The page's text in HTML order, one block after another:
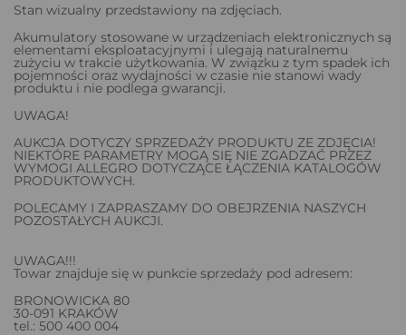
Stan wizualny przedstawiony na zdjęciach.
Akumulatory stosowane w urządzeniach elektronicznych są
elementami eksploatacyjnymi i ulegają naturalnemu
zużyciu w trakcie użytkowania. W związku z tym spadek ich
pojemności oraz wydajności w czasie nie stanowi wady
produktu i nie podlega gwarancji.
UWAGA!
AUKCJA DOTYCZY SPRZEDAŻY PRODUKTU ZE ZDJĘCIA!
NIEKTÓRE PARAMETRY MOGĄ SIĘ NIE ZGADZAĆ PRZEZ
WYMOGI ALLEGRO DOTYCZĄCE ŁĄCZENIA KATALOGÓW
PRODUKTOWYCH.
POLECAMY I ZAPRASZAMY DO OBEJRZENIA NASZYCH
POZOSTAŁYCH AUKCJI.
UWAGA!!!
Towar znajduje się w punkcie sprzedaży pod adresem:
BRONOWICKA 80
30-091 KRAKÓW
tel.: 500 400 004